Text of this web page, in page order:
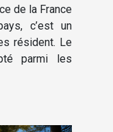
de la France
c’est un
résident. Le
parmi les